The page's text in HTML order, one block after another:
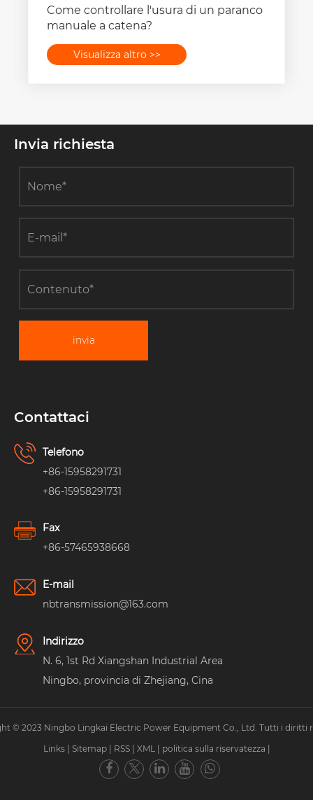
Come controllare l'usura di un paranco
manuale a catena?
Visualizza altro >>
Invia richiesta
invia
Contattaci
Telefono
+86-15958291731
+86-15958291731
Fax
+86-57465938668
E-mail
nbtransmission@163.com
Indirizzo
N. 6, 1st Rd Xiangshan Industrial Area
Ningbo, provincia di Zhejiang, Cina
© 2023 Ningbo Lingkai Electric Power Equipment Co., Ltd. Tutti i diritti
Links
Sitemap RSS XML politica sulla riservatezza